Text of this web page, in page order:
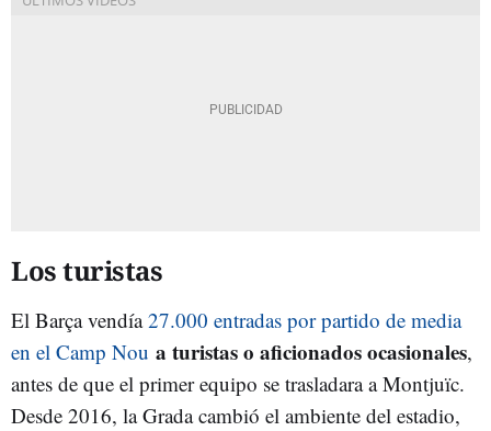
Los turistas
El Barça vendía27.000 entradas por partido de media
en el Camp Nou a turistas o aficionados ocasionales,
antes de que el primer equipo se trasladara a Montjuïc.
Desde 2016, la Grada cambió el ambiente del estadio,